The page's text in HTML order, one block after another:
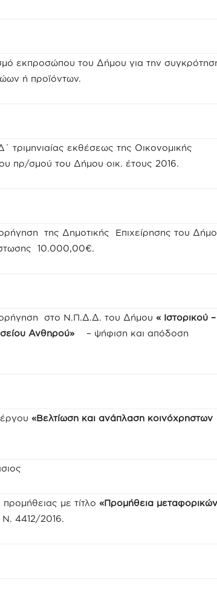
εκπροσώπου του Δήμου για την
ή προϊόντων.
τριμηνιαίας εκθέσεως της Οικονομικής
πρ/σμού του Δήμου οικ. έτους 2016.
της Δημοτικής Επιχείρησης του
10.000,00€.
στο Ν.Π.Δ.Δ. του Δήμου « Ιστορικού –
Ανθηρού»
– ψήφιση και απόδοση
«Βελτίωση και ανάπλαση κοινόχρηστων
με τίτλο «Προμήθεια μεταφορικών
4412/2016.